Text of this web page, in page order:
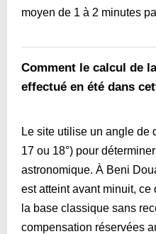
moyen de 1 à 2 minutes
Comment le calcul de
effectué en été dans
Le site utilise un angle de
17 ou 18°) pour
astronomique. À Beni
est atteint avant minuit, ce
la base classique sans
compensation réservées